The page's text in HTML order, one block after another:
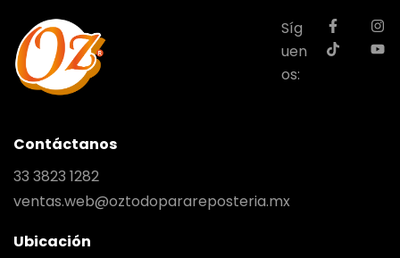
Síg
uen
os:
Contáctanos
33 3823 1282
ventas.web@oztodoparareposteria.mx
Ubicación